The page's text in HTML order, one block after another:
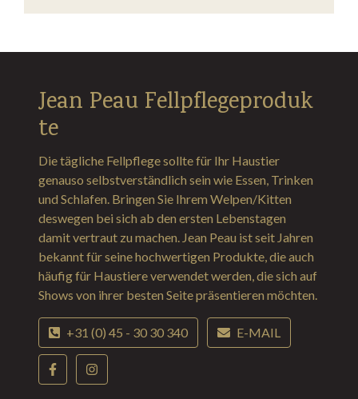
Jean Peau Fellpflegeproduk
te
Die tägliche Fellpflege sollte für Ihr Haustier
genauso selbstverständlich sein wie Essen, Trinken
und Schlafen. Bringen Sie Ihrem Welpen/Kitten
deswegen bei sich ab den ersten Lebenstagen
damit vertraut zu machen. Jean Peau ist seit Jahren
bekannt für seine hochwertigen Produkte, die auch
häufig für Haustiere verwendet werden, die sich auf
Shows von ihrer besten Seite präsentieren möchten.
+31 (0) 45 - 30 30 340 E-MAIL